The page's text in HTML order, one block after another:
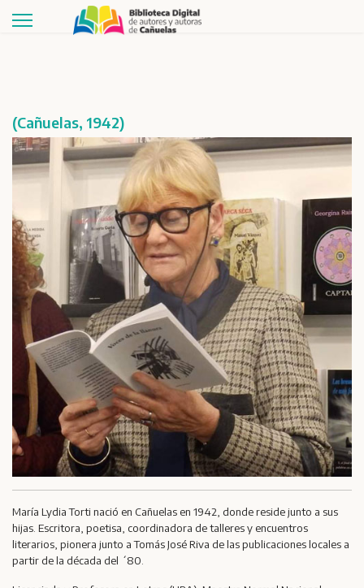
Buscar
Publicaciones Géneros
(Cañuelas, 1942)
María Lydia Torti nació en Cañuelas en 1942, donde reside junto a sus
hijas. Escritora, poetisa, coordinadora de talleres y encuentros
literarios, pionera junto a Tomás José Riva de las publicaciones locales a
partir de la década del ´80.